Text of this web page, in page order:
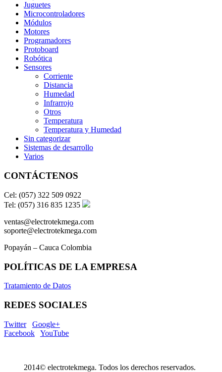
Juguetes
Microcontroladores
Módulos
Motores
Programadores
Protoboard
Robótica
Sensores
Corriente
Distancia
Humedad
Infrarrojo
Otros
Temperatura
Temperatura y Humedad
Sin categorizar
Sistemas de desarrollo
Varios
CONTÁCTENOS
Cel: (057) 322 509 0922
Tel: (057) 316 835 1235
ventas@electrotekmega.com
soporte@electrotekmega.com
Popayán – Cauca Colombia
POLÍTICAS DE LA EMPRESA
Tratamiento de Datos
REDES SOCIALES
Twitter
Google+
Facebook
YouTube
2014© electrotekmega. Todos los derechos reservados.